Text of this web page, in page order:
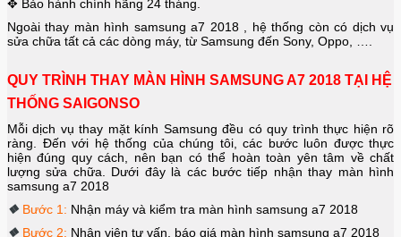
✥ Bảo hành chính hãng 24 tháng.
Ngoài thay màn hình samsung a7 2018
, hệ thống còn có dịch vụ
sửa chữa tất cả các dòng máy, từ Samsung đến Sony, Oppo, ….
QUY TRÌNH THAY MÀN HÌNH SAMSUNG A7 2018 TẠI HỆ
THỐNG SAIGONSO
Mỗi dịch vụ thay mặt kính Samsung đều có quy trình thực hiện rõ
ràng. Đến với hệ thống của chúng tôi, các bước luôn được thực
hiện đúng quy cách, nên bạn có thể hoàn toàn yên tâm về chất
lượng sửa chữa. Dưới đây là các bước tiếp nhận thay màn hình
samsung a7 2018
❖ Bước 1: Nhận máy và kiểm tra màn hình samsung a7 2018
❖ Bước 2: Nhân viên tư vấn, báo giá màn hình samsung a7 2018